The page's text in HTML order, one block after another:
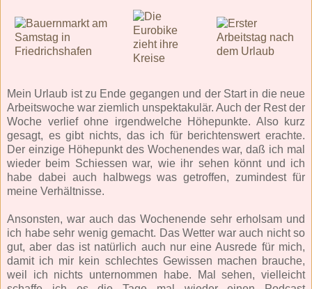
Mein Urlaub ist zu Ende gegangen und der Start in die neue
Arbeitswoche war ziemlich unspektakulär. Auch der Rest der
Woche verlief ohne irgendwelche Höhepunkte. Also kurz
gesagt, es gibt nichts, das ich für berichtenswert erachte.
Der einzige Höhepunkt des Wochenendes war, daß ich mal
wieder beim Schiessen war, wie ihr sehen könnt und ich
habe dabei auch halbwegs was getroffen, zumindest für
meine Verhältnisse.
Ansonsten, war auch das Wochenende sehr erholsam und
ich habe sehr wenig gemacht. Das Wetter war auch nicht so
gut, aber das ist natürlich auch nur eine Ausrede für mich,
damit ich mir kein schlechtes Gewissen machen brauche,
weil ich nichts unternommen habe. Mal sehen, vielleicht